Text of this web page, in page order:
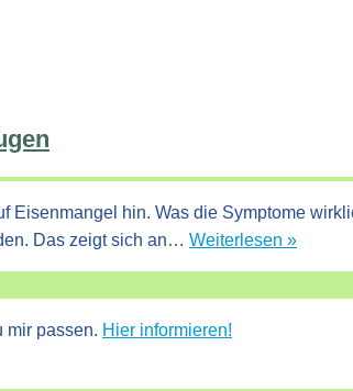
hin. Was die Symptome
Das zeigt sich an… Weiterlesen »Nägel
mir passen. Hier informieren!